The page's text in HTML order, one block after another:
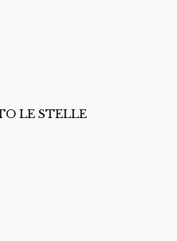
LE STELLE